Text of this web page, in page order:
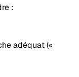
:
adéquat («